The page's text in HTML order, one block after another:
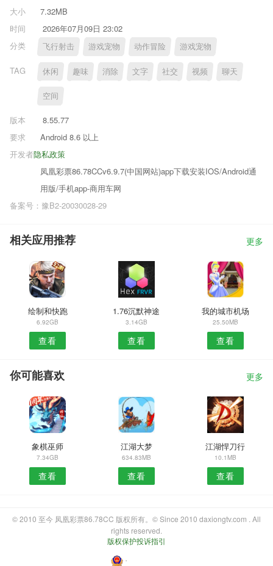
大小
7.32MB
时间
2026年07月09日 23:02
分类
飞行射击 游戏宠物 动作冒险 游戏宠物
TAG 休闲 趣味 消除 文字 社交 视频 聊天
空间
版本
8.55.77
要求
Android 8.6 以上
隐私政策
开发者
凤凰彩票86.78CCv6.9.7(中国网站)app下载安装IOS/Android通
用版/手机app-商用车网
备案号：豫B2-20030028-29
相关应用推荐 更多
绘制和快跑
6.92GB
查看
1.76沉默神途
3.14GB
查看
我的城市机场
25.50MB
查看
你可能喜欢 更多
象棋巫师
7.34GB
查看
江湖大梦
634.83MB
查看
江湖悍刀行
10.1MB
查看
© 2010 至今 凤凰彩票86.78CC 版权所有。© Since 2010 daxiongtv.com . All
rights reserved.
版权保护投诉指引
・